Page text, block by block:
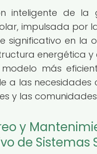
inteligente de la
impulsada por
significativo en la
energética y
más
a las necesidades
y las
y
de Sistemas